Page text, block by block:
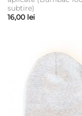
subtire)
16,00 lei